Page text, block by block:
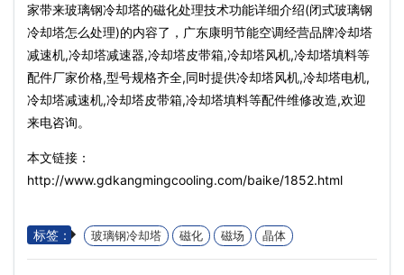
家带来玻璃钢冷却塔的磁化处理技术功能详细介绍(闭式玻璃钢
冷却塔怎么处理)的内容了，广东康明节能空调经营品牌冷却塔
减速机,冷却塔减速器,冷却塔皮带箱,冷却塔风机,冷却塔填料等
配件厂家价格,型号规格齐全,同时提供冷却塔风机,冷却塔电机,
冷却塔减速机,冷却塔皮带箱,冷却塔填料等配件维修改造,欢迎
来电咨询。
本文链接：
http://www.gdkangmingcooling.com/baike/1852.html
标签： 玻璃钢冷却塔 磁化 磁场 晶体